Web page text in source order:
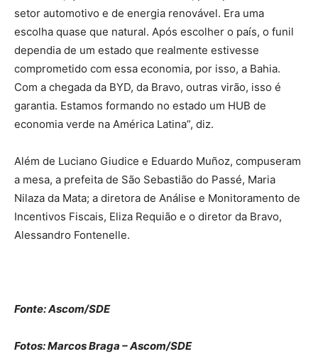
setor automotivo e de energia renovável. Era uma
escolha quase que natural. Após escolher o país, o funil
dependia de um estado que realmente estivesse
comprometido com essa economia, por isso, a Bahia.
Com a chegada da BYD, da Bravo, outras virão, isso é
garantia. Estamos formando no estado um HUB de
economia verde na América Latina”, diz.
Além de Luciano Giudice e Eduardo Muñoz, compuseram
a mesa, a prefeita de São Sebastião do Passé, Maria
Nilaza da Mata; a diretora de Análise e Monitoramento de
Incentivos Fiscais, Eliza Requião e o diretor da Bravo,
Alessandro Fontenelle.
Fonte: Ascom/SDE
Fotos: Marcos Braga – Ascom/SDE